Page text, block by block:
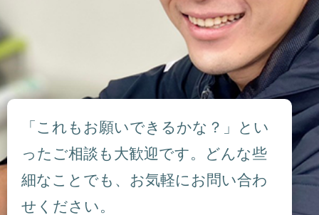
「これもお願いできるかな？」とい
ったご相談も大歓迎です。どんな些
細なことでも、お気軽にお問い合わ
せください。